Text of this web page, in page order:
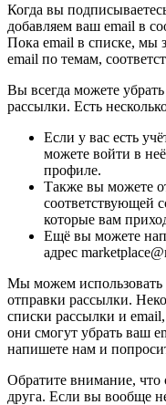
Когда вы
добавляем ваш email в
Пока email в списке, мы
email по темам,
Вы всегда можете
рассылки. Есть
Если у вас есть
можете войти в
профиле.
Также вы можете
соответствующей
которые вам
Ещё вы можете
адрес
Мы можем использовать
отправки рассылки.
списки рассылки и
они смогут убрать ваш
напишете нам и
Обратите внимание, что
друга. Если вы вообще